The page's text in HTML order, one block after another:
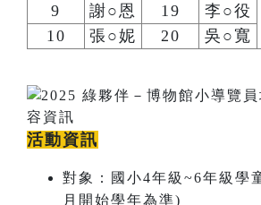
9
謝○恩 19
李○役
10
張○妮 20 吳○寬
活動資訊
對象：國小4年級~6年級學
月開始學年為準)